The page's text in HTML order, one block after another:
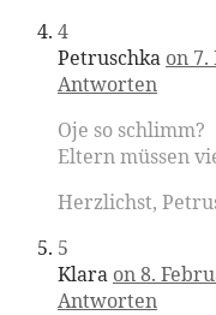
4
Petruschka on
Antworten
Oje so schlimm?
Eltern müssen
Herzlichst,
5
Klara on 8.
Antworten